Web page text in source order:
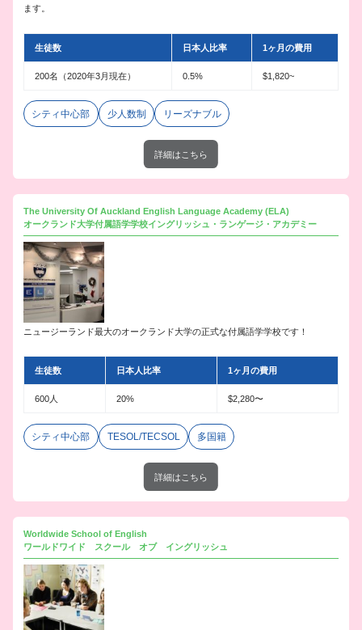
ます。
生徒数 日本人比率 1ヶ月の費用
200名（2020年3月現在） 0.5% $1,820~
シティ中心部 少人数制 リーズナブル
詳細はこちら
The University Of Auckland English Language Academy (ELA)
オークランド大学付属語学学校イングリッシュ・ランゲージ・アカデミー
ニュージーランド最大のオークランド大学の正式な付属語学学校です！
生徒数 日本人比率 1ヶ月の費用
600人 20% $2,280〜
シティ中心部 TESOL/TECSOL 多国籍
詳細はこちら
Worldwide School of English
ワールドワイド スクール オブ イングリッシュ